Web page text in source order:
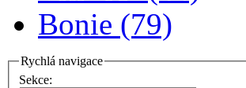
Bonie (79)
Rychlá navigace
Sekce: